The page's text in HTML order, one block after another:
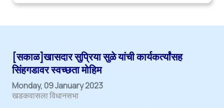
[सकाळ]खासदार सुप्रिया सुळे यांची कार्यकर्त्यांसह
सिंहगडावर स्वच्छता मोहिम
Monday, 09 January 2023
खडकवासला विधानसभा